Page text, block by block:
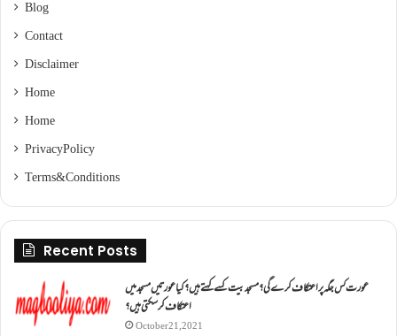
Blog
Contact
Disclaimer
Home
Home
Privacy Policy
Terms & Conditions
Recent Posts
عورت کس جگہ پر اعتکاف کرے گی؟مسجد بیت کسے کہتے ہیں؟کیا عورتیں مسجد میں
اعتکاف کر سکتی ہیں؟
October 21, 2021